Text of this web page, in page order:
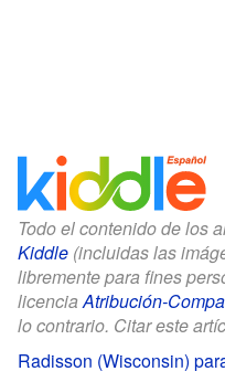
Todo el contenido de los
Kiddle (incluidas las
libremente para fines
licenciaAtribución-
lo contrario. Citar este
Radisson (Wisconsin)